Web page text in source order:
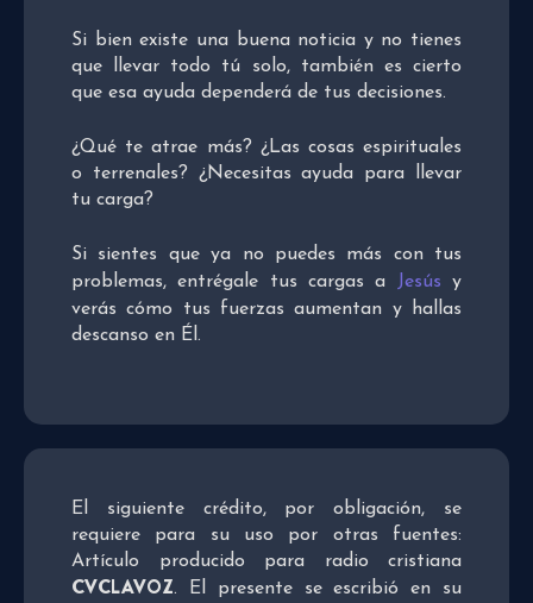
Si bien existe una buena noticia y no tienes
que llevar todo tú solo, también es cierto
que esa ayuda dependerá de tus decisiones.
¿Qué te atrae más? ¿Las cosas espirituales
o terrenales? ¿Necesitas ayuda para llevar
tu carga?
Si sientes que ya no puedes más con tus
problemas, entrégale tus cargas a
Jesús y
verás cómo tus fuerzas aumentan y hallas
descanso en Él.
El siguiente crédito, por obligación, se
requiere para su uso por otras fuentes:
Artículo producido para radio cristiana
CVCLAVOZ. El presente se escribió en su